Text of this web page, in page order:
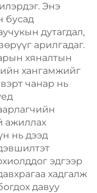
Энэ
бусад
дутагдал,
арилгадаг.
хяналтын
хангамжийг
чанар нь
ажиллах
нь дээд
эдгээр
хадгалж
давуу